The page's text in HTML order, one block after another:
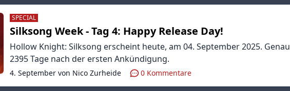
SPECIAL
Silksong Week - Tag 4: Happy Release Day!
Hollow Knight: Silksong erscheint heute, am 04. September 2025. Genau
2395 Tage nach der ersten Ankündigung.
4. September von Nico Zurheide 0 Kommentare